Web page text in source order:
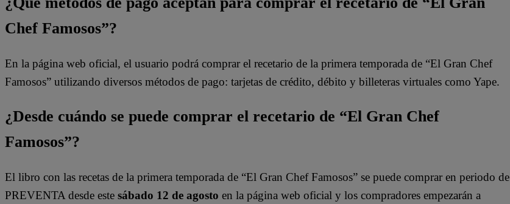
Chef Famosos”?
En la página web oficial, el usuario podrá comprar el recetario de la primera temporada de “El Gran Chef
Famosos” utilizando diversos métodos de pago: tarjetas de crédito, débito y billeteras virtuales como Yape.
¿Desde cuándo se puede comprar el recetario de “El Gran Chef
Famosos”?
El libro con las recetas de la primera temporada de “El Gran Chef Famosos” se puede comprar en periodo de
PREVENTA desde este sábado 12 de agosto en la página web oficial y los compradores empezarán a